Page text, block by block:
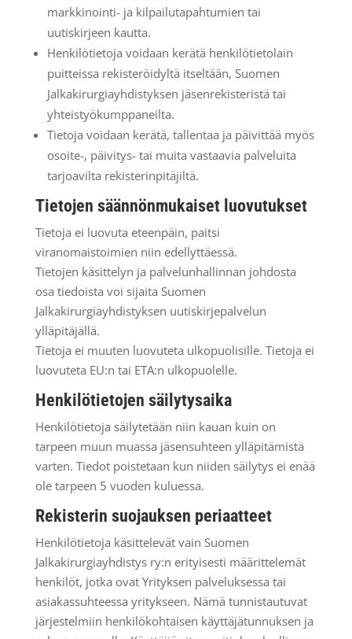
markkinointi- ja kilpailutapahtumien tai
uutiskirjeen kautta.
Henkilötietoja voidaan kerätä henkilötietolain
puitteissa rekisteröidyltä itseltään, Suomen
Jalkakirurgiayhdistyksen jäsenrekisteristä tai
yhteistyökumppaneilta.
Tietoja voidaan kerätä, tallentaa ja päivittää myös
osoite-, päivitys- tai muita vastaavia palveluita
tarjoavilta rekisterinpitäjiltä.
Tietojen säännönmukaiset luovutukset
Tietoja ei luovuta eteenpäin, paitsi
viranomaistoimien niin edellyttäessä.
Tietojen käsittelyn ja palvelunhallinnan johdosta
osa tiedoista voi sijaita Suomen
Jalkakirurgiayhdistyksen uutiskirjepalvelun
ylläpitäjällä.
Tietoja ei muuten luovuteta ulkopuolisille. Tietoja ei
luovuteta EU:n tai ETA:n ulkopuolelle.
Henkilötietojen säilytysaika
Henkilötietoja säilytetään niin kauan kuin on
tarpeen muun muassa jäsensuhteen ylläpitämistä
varten. Tiedot poistetaan kun niiden säilytys ei enää
ole tarpeen 5 vuoden kuluessa.
Rekisterin suojauksen periaatteet
Henkilötietoja käsittelevät vain Suomen
Jalkakirurgiayhdistys ry:n erityisesti määrittelemät
henkilöt, jotka ovat Yrityksen palveluksessa tai
asiakassuhteessa yritykseen. Nämä tunnistautuvat
järjestelmiin henkilökohtaisen käyttäjätunnuksen ja